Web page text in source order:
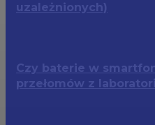
uzależnionych)
Czy baterie w
przełomów z